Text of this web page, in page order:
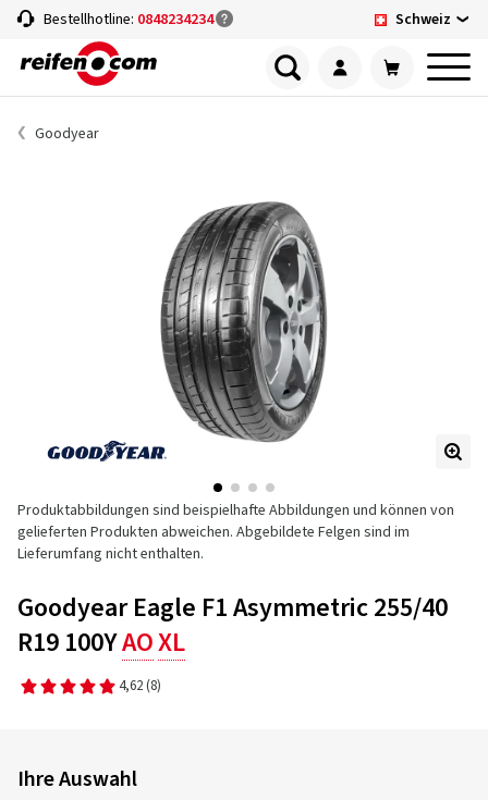
Bestellhotline: 0848234234 Schweiz
Goodyear
Produktabbildungen sind beispielhafte Abbildungen und können von
gelieferten Produkten abweichen. Abgebildete Felgen sind im
Lieferumfang nicht enthalten.
Goodyear Eagle F1 Asymmetric 255/40
R19 100YAOXL
4,62 (8)
Ihre Auswahl